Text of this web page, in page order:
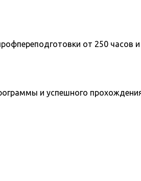
от 250 часов
и успешного